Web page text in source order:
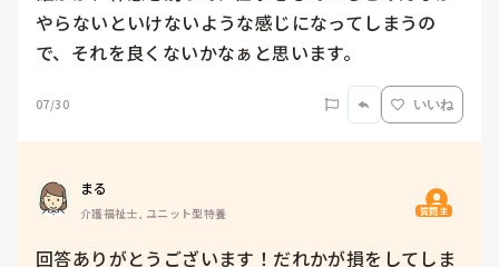
やらないといけないような感じになってしまうの
で、それを良くないかなぁと思います。
07/30 いいね
まる
介護福祉士, ユニット型特養 質問主
回答ありがとうございます！だれかが損をしてしま